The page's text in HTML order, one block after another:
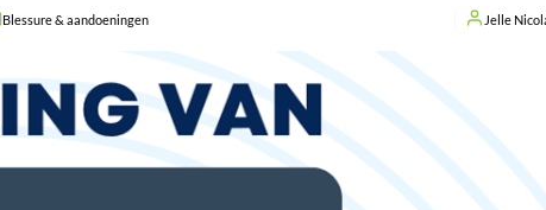
Blessure & aandoeningen Jelle